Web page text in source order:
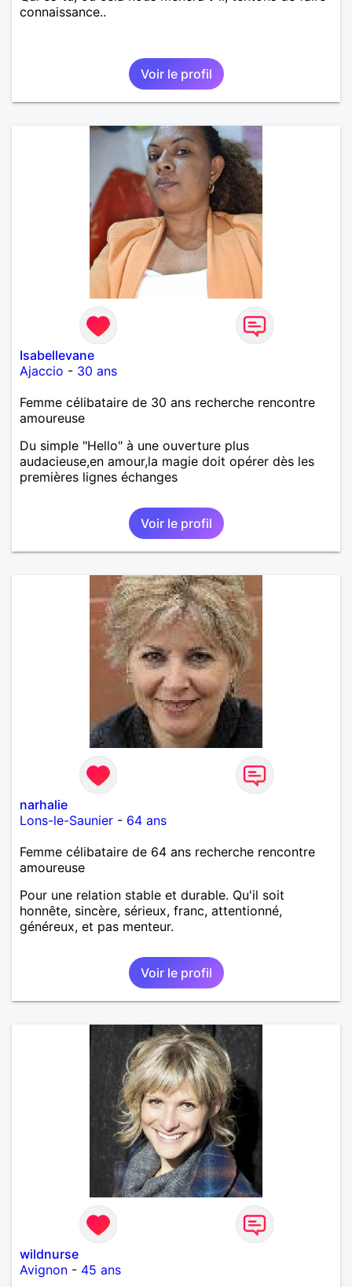
connaissance..
Voir le profil
Isabellevane
Ajaccio - 30 ans
Femme célibataire de 30 ans recherche rencontre
amoureuse
Du simple "Hello" à une ouverture plus
audacieuse,en amour,la magie doit opérer dès les
premières lignes échanges
Voir le profil
narhalie
Lons-le-Saunier - 64 ans
Femme célibataire de 64 ans recherche rencontre
amoureuse
Pour une relation stable et durable. Qu'il soit
honnête, sincère, sérieux, franc, attentionné,
généreux, et pas menteur.
Voir le profil
wildnurse
Avignon - 45 ans